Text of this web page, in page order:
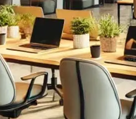
آرشیو مقالات
پروژه ها
طراحی‌های داخلی